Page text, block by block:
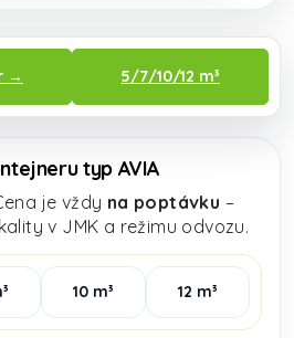
→ 5/7/10/12 m³
typ AVIA
je vždy na poptávku –
v JMK a režimu odvozu.
10 m³ 12 m³